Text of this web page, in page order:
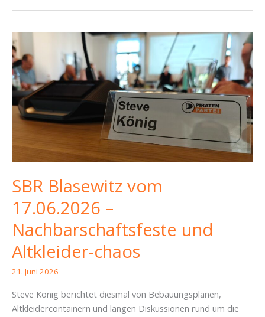
der
Doppelsitzung
ins
politische
Sommerloch
SBR Blasewitz vom
17.06.2026 –
Nachbarschaftsfeste und
Altkleider-chaos
21. Juni 2026
Steve König berichtet diesmal von Bebauungsplänen,
Altkleidercontainern und langen Diskussionen rund um die